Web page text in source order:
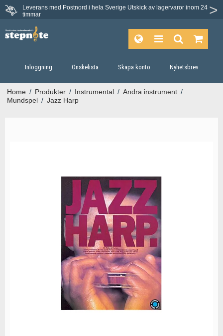
Leverans med Postnord i hela Sverige Utskick av lagervaror inom 24
timmar
Du har 30 dagars ångerrätt.
Inloggning Önskelista Skapa konto Nyhetsbrev
Home / Produkter / Instrumental / Andra instrument /
Mundspel / Jazz Harp